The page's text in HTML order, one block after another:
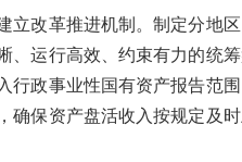
立改革推进机制。制定分地
运行高效、约束有力的统
政事业性国有资产报告范
保资产盘活收入按规定及